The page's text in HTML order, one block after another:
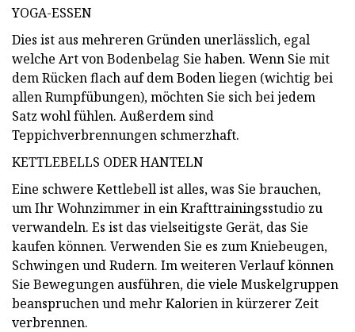
YOGA-ESSEN
Dies ist aus mehreren Gründen unerlässlich, egal
welche Art von Bodenbelag Sie haben. Wenn Sie mit
dem Rücken flach auf dem Boden liegen (wichtig bei
allen Rumpfübungen), möchten Sie sich bei jedem
Satz wohl fühlen. Außerdem sind
Teppichverbrennungen schmerzhaft.
KETTLEBELLS ODER HANTELN
Eine schwere Kettlebell ist alles, was Sie brauchen,
um Ihr Wohnzimmer in ein Krafttrainingsstudio zu
verwandeln. Es ist das vielseitigste Gerät, das Sie
kaufen können. Verwenden Sie es zum Kniebeugen,
Schwingen und Rudern. Im weiteren Verlauf können
Sie Bewegungen ausführen, die viele Muskelgruppen
beanspruchen und mehr Kalorien in kürzerer Zeit
verbrennen.